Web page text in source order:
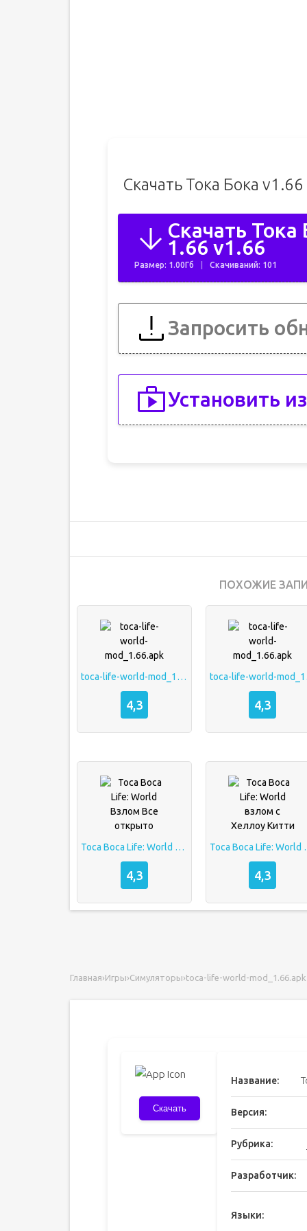
Скачать Тока Бока
Скачать
1.66 v1.66
Размер: 1.00Гб Скачиваний: 101
Запросить
Установить
ПОХОЖИЕ
toca-life-world-mod_1.66.apk
4,3 4,3
Toca Boca Life: World Взлом Все открыто
4,3
Toca
4,3
Главная›Игры›Симуляторы›toca-life-world-mod_1.66.apk
Скачать
Название:
Версия:
Рубрика:
Разработчик:
Языки: